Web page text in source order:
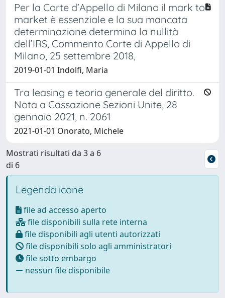
Per la Corte d’Appello di Milano il mark to
market è essenziale e la sua mancata
determinazione determina la nullità
dell’IRS, Commento Corte di Appello di
Milano, 25 settembre 2018,
2019-01-01 Indolfi, Maria
Tra leasing e teoria generale del diritto.
Nota a Cassazione Sezioni Unite, 28
gennaio 2021, n. 2061
2021-01-01 Onorato, Michele
Mostrati risultati da 3 a 6
di 6
Legenda icone
file ad accesso aperto
file disponibili sulla rete interna
file disponibili agli utenti autorizzati
file disponibili solo agli amministratori
file sotto embargo
nessun file disponibile